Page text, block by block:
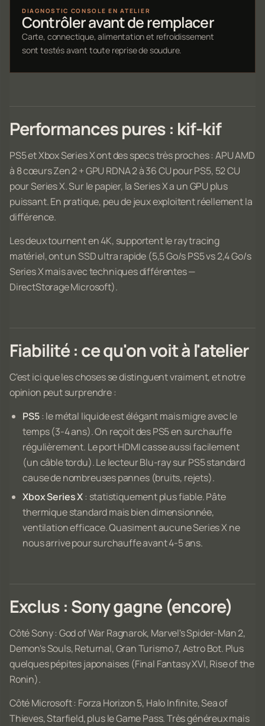
DIAGNOSTIC CONSOLE EN ATELIER
Contrôler avant de remplacer
Carte, connectique, alimentation et refroidissement
sont testés avant toute reprise de soudure.
Performances pures : kif-kif
PS5 et Xbox Series X ont des specs très proches : APU AMD
à 8 cœurs Zen 2 + GPU RDNA 2 à 36 CU pour PS5, 52 CU
pour Series X. Sur le papier, la Series X a un GPU plus
puissant. En pratique, peu de jeux exploitent réellement la
différence.
Les deux tournent en 4K, supportent le ray tracing
matériel, ont un SSD ultra rapide (5,5 Go/s PS5 vs 2,4 Go/s
Series X mais avec techniques différentes —
DirectStorage Microsoft).
Fiabilité : ce qu'on voit à l'atelier
C'est ici que les choses se distinguent vraiment, et notre
opinion peut surprendre :
PS5: le métal liquide est élégant mais migre avec le
temps (3-4 ans). On reçoit des PS5 en surchauffe
régulièrement. Le port HDMI casse aussi facilement
(un câble tordu). Le lecteur Blu-ray sur PS5 standard
cause de nombreuses pannes (bruits, rejets).
Xbox Series X: statistiquement plus fiable. Pâte
thermique standard mais bien dimensionnée,
ventilation efficace. Quasiment aucune Series X ne
nous arrive pour surchauffe avant 4-5 ans.
Exclus : Sony gagne (encore)
Côté Sony : God of War Ragnarok, Marvel's Spider-Man 2,
Demon's Souls, Returnal, Gran Turismo 7, Astro Bot. Plus
quelques pépites japonaises (Final Fantasy XVI, Rise of the
Ronin).
Côté Microsoft : Forza Horizon 5, Halo Infinite, Sea of
Thieves, Starfield, plus le Game Pass. Très généreux mais